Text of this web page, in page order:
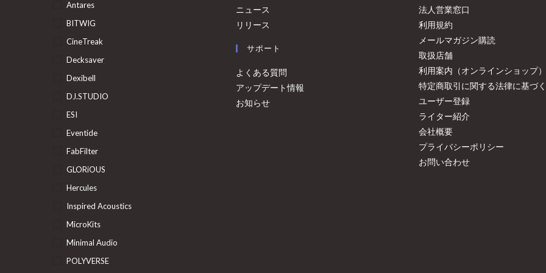
Antares
BITWIG
CineTreak
Decksaver
Dexibell
DJ.STUDIO
ESI
Eventide
FabFilter
GLORiOUS
Hercules
Inspired Acoustics
MicroKits
Minimal Audio
POLYVERSE
ニュース
リリース
サポート
よくある質問
アップデート情報
お知らせ
法人営業窓口
利用規約
メールマガジン購読
取扱店舗
利用案内（オンラインショップ）
特定商取引に関する法律に基づ
ユーザー登録
ライター紹介
会社概要
プライバシーポリシー
お問い合わせ